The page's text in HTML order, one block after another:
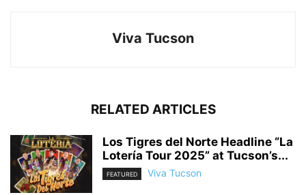
Viva Tucson
RELATED ARTICLES
Los Tigres del Norte Headline “La
Lotería Tour 2025” at Tucson’s...
FEATURED Viva Tucson